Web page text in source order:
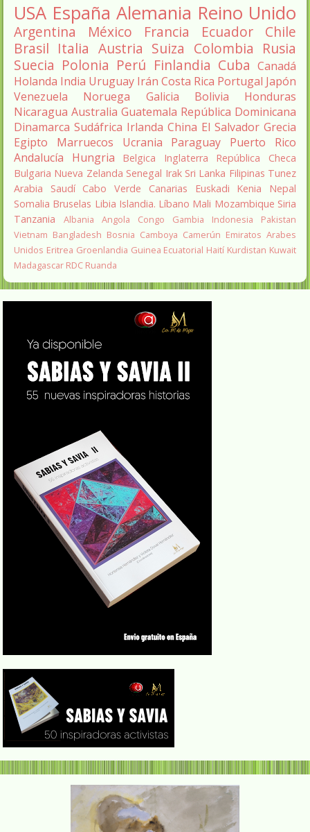
USA España Alemania Reino Unido
Argentina México Francia Ecuador
Chile
Brasil Italia Austria Suiza Colombia Rusia
Suecia Polonia Perú Finlandia Cuba Canadá
Holanda India Uruguay Irán Costa Rica Portugal Japón
Venezuela
Noruega Galicia Bolivia
Honduras
Nicaragua Australia Guatemala República Dominicana
Dinamarca Sudáfrica Irlanda China El Salvador Grecia
Egipto
Marruecos Ucrania Paraguay
Puerto Rico
Andalucía
Hungria Belgica Inglaterra
República Checa
Bulgaria Nueva Zelanda Senegal Irak Sri Lanka Filipinas Tunez
Arabia Saudí Cabo Verde Canarias Euskadi Kenia
Nepal
Somalia Bruselas Libia Islandia. Líbano Mali Mozambique Siria
Tanzania
Albania Angola Congo Gambia Indonesia
Pakistan
Vietnam Bangladesh Bosnia Camboya Camerún Emiratos Arabes
Unidos Eritrea Groenlandia Guinea Ecuatorial Haití Kurdistan Kuwait
Madagascar RDC Ruanda